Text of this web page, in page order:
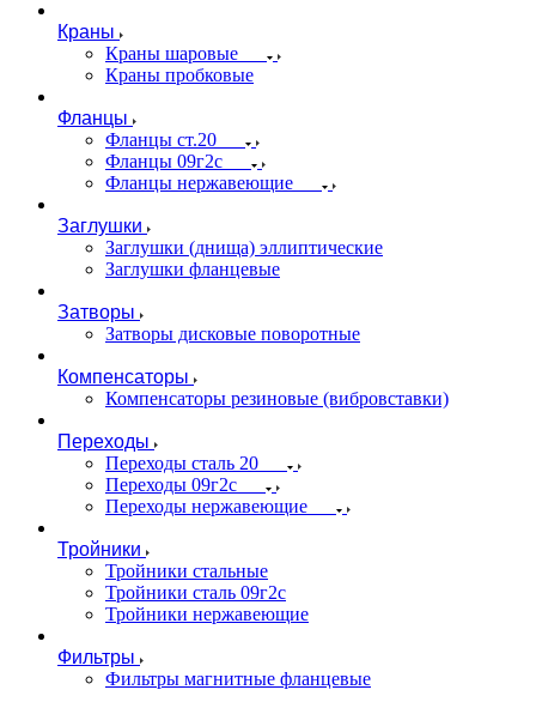
Краны
Краны шаровые
Краны пробковые
Фланцы
Фланцы ст.20
Фланцы 09г2с
Фланцы нержавеющие
Заглушки
Заглушки (днища) эллиптические
Заглушки фланцевые
Затворы
Затворы дисковые поворотные
Компенсаторы
Компенсаторы резиновые (вибровставки)
Переходы
Переходы сталь 20
Переходы 09г2с
Переходы нержавеющие
Тройники
Тройники стальные
Тройники сталь 09г2с
Тройники нержавеющие
Фильтры
Фильтры магнитные фланцевые